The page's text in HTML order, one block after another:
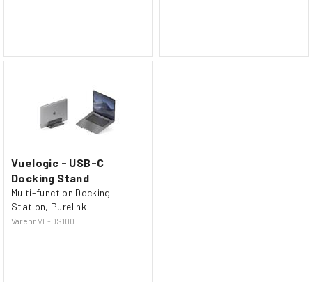
Vuelogic - USB-C
Docking Stand
Multi-function Docking
Station, Purelink
Varenr VL-DS100